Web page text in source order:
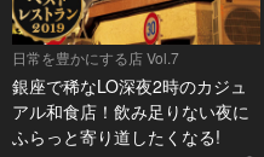
日常を豊かにする店 Vol.7
銀座で稀なLO深夜2時のカジュ
アル和食店！飲み足りない夜に
ふらっと寄り道したくなる!